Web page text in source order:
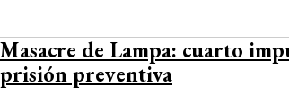
Masacre de Lampa: cuarto
prisión preventiva